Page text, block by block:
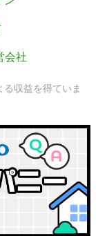
会社
収益を得ていま